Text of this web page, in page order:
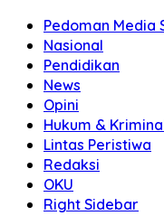
Pedoman Media
Nasional
Pendidikan
News
Opini
Hukum &
Lintas Peristiwa
Redaksi
OKU
Right Sidebar